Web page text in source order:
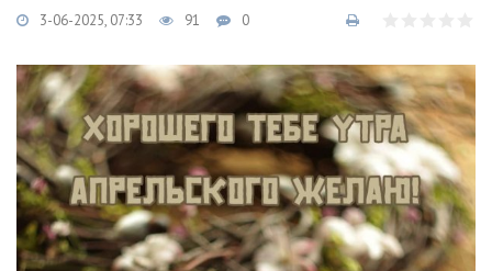
3-06-2025, 07:33 91 0